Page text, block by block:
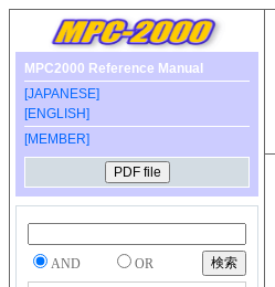
MPC2000 Reference Manual
[JAPANESE]
[ENGLISH]
[MEMBER]
AND OR